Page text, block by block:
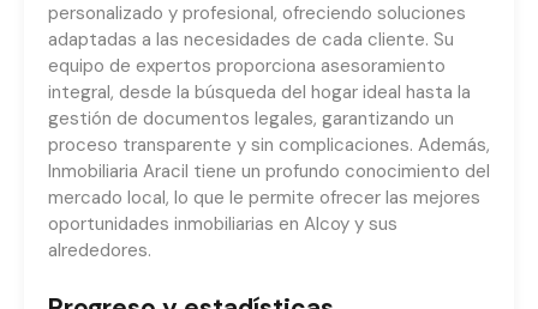
personalizado y profesional, ofreciendo soluciones
adaptadas a las necesidades de cada cliente. Su
equipo de expertos proporciona asesoramiento
integral, desde la búsqueda del hogar ideal hasta la
gestión de documentos legales, garantizando un
proceso transparente y sin complicaciones. Además,
Inmobiliaria Aracil tiene un profundo conocimiento del
mercado local, lo que le permite ofrecer las mejores
oportunidades inmobiliarias en Alcoy y sus
alrededores.